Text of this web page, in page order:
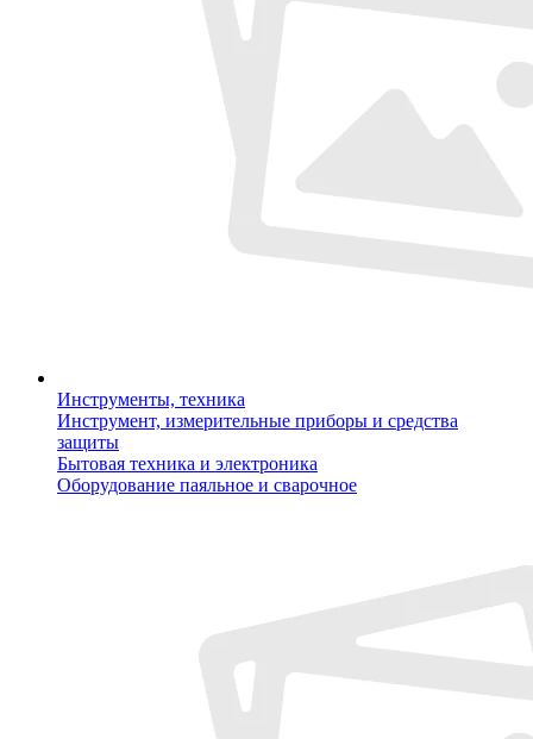
Инструменты, техника
Инструмент, измерительные приборы и средства
защиты
Бытовая техника и электроника
Оборудование паяльное и сварочное